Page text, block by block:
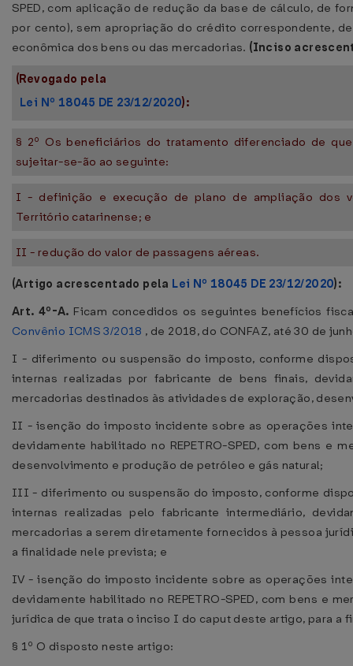
SPED, com aplicação de redução da base de cálculo, de
por cento), sem apropriação do crédito correspondente,
econômica dos bens ou das mercadorias. (Inciso
(Revogado pela
Lei Nº 18045 DE 23/12/2020):
§ 2º Os beneficiários do tratamento diferenciado de
sujeitar-se-ão ao seguinte:
I - definição e execução de plano de ampliação dos
Território catarinense; e
II - redução do valor de passagens aéreas.
(Artigo acrescentado pela Lei Nº 18045 DE 23/12/2020):
Art. 4º-A. Ficam concedidos os seguintes benefícios
Convênio ICMS 3/2018 , de 2018, do CONFAZ, até 30 de
I - diferimento ou suspensão do imposto, conforme
internas realizadas por fabricante de bens finais,
mercadorias destinados às atividades de exploração,
II - isenção do imposto incidente sobre as operações
devidamente habilitado no REPETRO-SPED, com bens e
desenvolvimento e produção de petróleo e gás natural;
III - diferimento ou suspensão do imposto, conforme
internas realizadas pelo fabricante intermediário,
mercadorias a serem diretamente fornecidos à pessoa
a finalidade nele prevista; e
IV - isenção do imposto incidente sobre as operações
devidamente habilitado no REPETRO-SPED, com bens e
jurídica de que trata o inciso I do caput deste artigo, para a
§ 1º O disposto neste artigo: